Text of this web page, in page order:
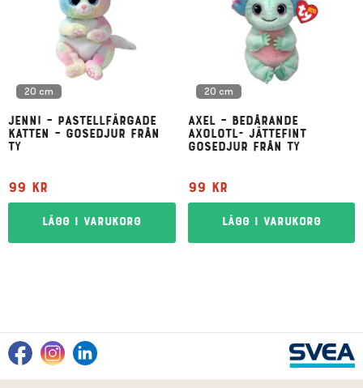
20 cm
Jenni – pastellfärgade
katten – gosedjur från
Ty
99 kr
Lägg i varukorg
20 cm
Axel – bedårande
axolotl- jättefint
gosedjur från Ty
99 kr
Lägg i varukorg